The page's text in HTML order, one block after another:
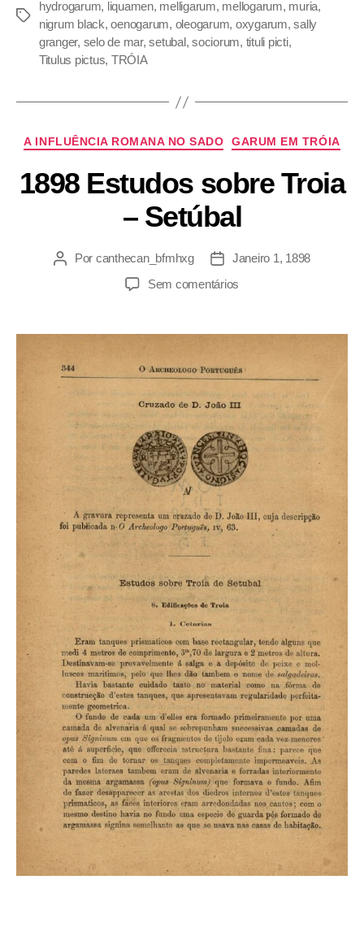
hydrogarum, liquamen, melligarum, mellogarum, muria,
nigrum black,oenogarum, oleogarum, oxygarum,sally
granger, selo de mar,setubal,sociorum, tituli picti,
Titulus pictus, TRÓIA
A INFLUÊNCIA ROMANA NO SADO GARUM EM TRÓIA
1898 Estudos sobre Troia
– Setúbal
Por canthecan_bfmhxg
Janeiro 1, 1898
Sem comentários